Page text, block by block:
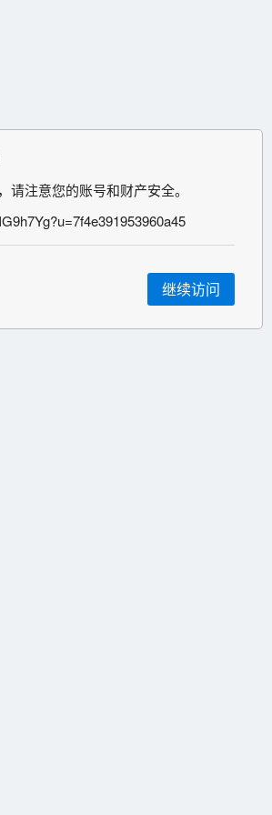
请注意您的账号和财产安全。
继续访问